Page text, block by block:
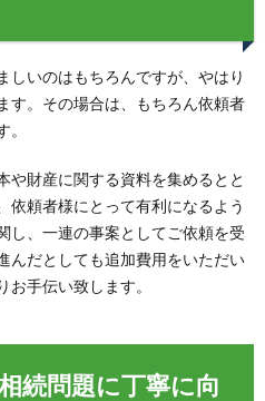
しいのはもちろんですが、やはり
す。その場合は、もちろん依頼者
や財産に関する資料を集めるとと
依頼者様にとって有利になるよう
し、一連の事案としてご依頼を受
んだとしても追加費用をいただい
手伝い致します。
続問題に丁寧に向